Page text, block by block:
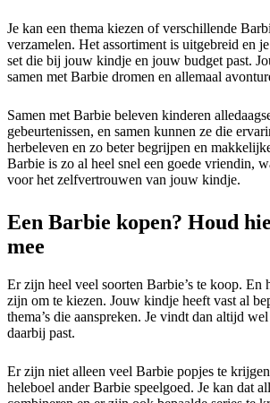
Je kan een thema kiezen of verschillende
verzamelen. Het assortiment is uitgebreid en
set die bij jouw kindje en jouw budget past.
samen met Barbie dromen en allemaal
Samen met Barbie beleven kinderen
gebeurtenissen, en samen kunnen ze die
herbeleven en zo beter begrijpen en
Barbie is zo al heel snel een goede vriendin,
voor het zelfvertrouwen van jouw kindje.
Een Barbie kopen? Houd
mee
Er zijn heel veel soorten Barbie’s te koop. En
zijn om te kiezen. Jouw kindje heeft vast al
thema’s die aanspreken. Je vindt dan altijd
daarbij past.
Er zijn niet alleen veel Barbie popjes te
heleboel ander Barbie speelgoed. Je kan dat